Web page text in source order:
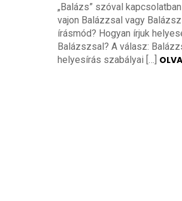
„Balázs” szóval
vajon Balázzsal vagy
írásmód? Hogyan írjuk
Balázszsal? A válasz:
helyesírás szabályai […]